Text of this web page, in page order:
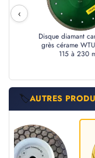
‹
Disque diamant
grès cérame
115 à 230
🏷️AUTRES